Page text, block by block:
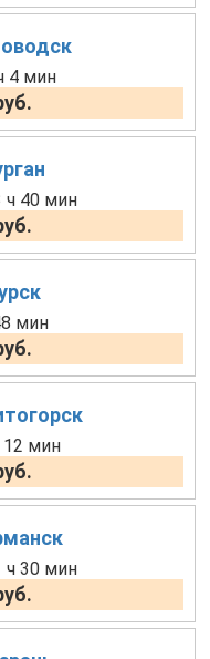
4 мин
ч 40 мин
мин
12 мин
ч 30 мин